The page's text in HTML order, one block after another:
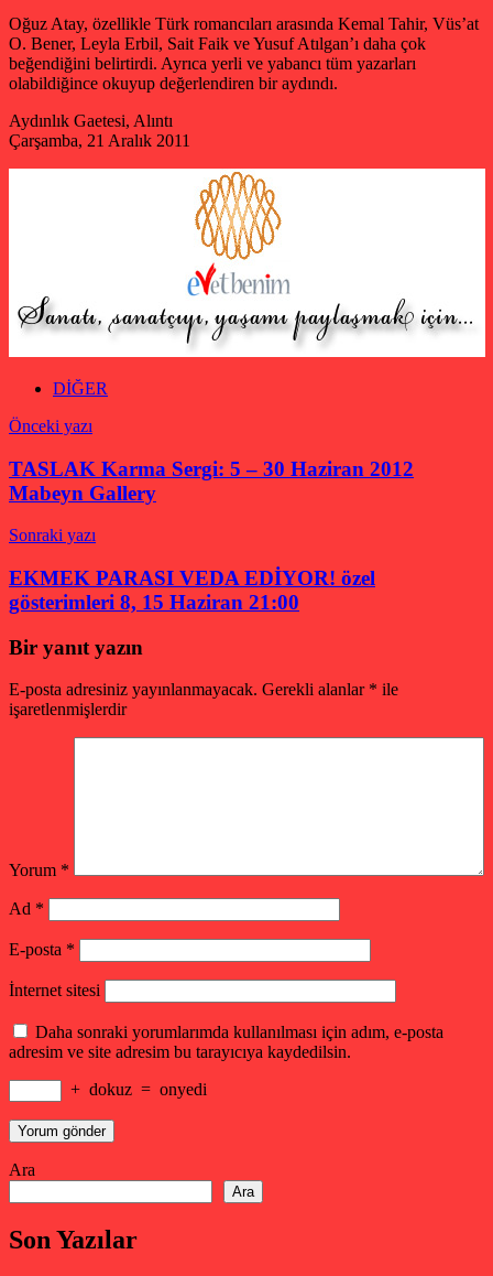
Oğuz Atay, özellikle Türk romancıları arasında Kemal Tahir, Vüs’at
O. Bener, Leyla Erbil, Sait Faik ve Yusuf Atılgan’ı daha çok
beğendiğini belirtirdi. Ayrıca yerli ve yabancı tüm yazarları
olabildiğince okuyup değerlendiren bir aydındı.
Aydınlık Gaetesi, Alıntı
Çarşamba, 21 Aralık 2011
DİĞER
Yazı
gezinmesi
Önceki yazı
TASLAK Karma Sergi: 5 – 30 Haziran 2012
Mabeyn Gallery
Sonraki yazı
EKMEK PARASI VEDA EDİYOR! özel
gösterimleri 8, 15 Haziran 21:00
Bir yanıt yazın
E-posta adresiniz yayınlanmayacak. Gerekli alanlar * ile
işaretlenmişlerdir
Yorum *
Ad *
E-posta *
İnternet sitesi
Daha sonraki yorumlarımda kullanılması için adım, e-posta
adresim ve site adresim bu tarayıcıya kaydedilsin.
+ dokuz = onyedi
Ara
Ara
Son Yazılar